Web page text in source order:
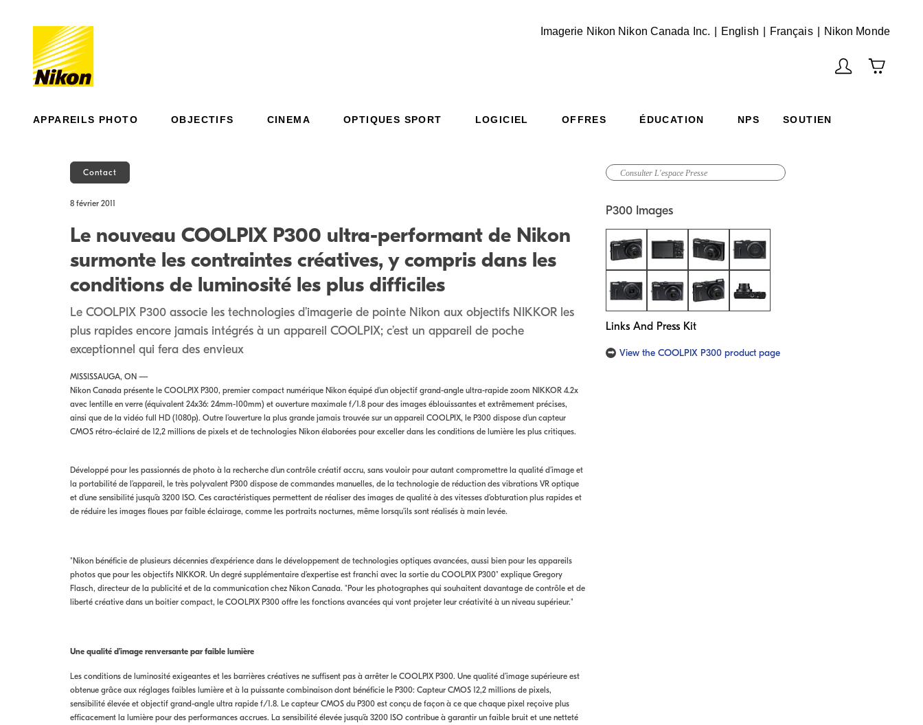
Imagerie Nikon Nikon Canada Inc. English English
Français Français
Nikon Monde
APPAREILS PHOTO OBJECTIFS CINEMA OPTIQUES SPORT LOGICIEL OFFRES ÉDUCATION NPS SOUTIEN
Contact
8 février 2011
Le nouveau COOLPIX P300 ultra-performant de Nikon
surmonte les contraintes créatives, y compris dans les
conditions de luminosité les plus difficiles
Le COOLPIX P300 associe les technologies d’imagerie de pointe Nikon aux objectifs NIKKOR les
plus rapides encore jamais intégrés à un appareil COOLPIX; c’est un appareil de poche
exceptionnel qui fera des envieux
MISSISSAUGA, ON —
Nikon Canada présente le COOLPIX P300, premier compact numérique Nikon équipé d’un objectif grand-angle ultra-rapide zoom NIKKOR 4.2x
avec lentille en verre (équivalent 24x36: 24mm-100mm) et ouverture maximale f/1.8 pour des images éblouissantes et extrêmement précises,
ainsi que de la vidéo full HD (1080p). Outre l’ouverture la plus grande jamais trouvée sur un appareil COOLPIX, le P300 dispose d’un capteur
CMOS rétro-éclairé de 12,2 millions de pixels et de technologies Nikon élaborées pour exceller dans les conditions de lumière les plus critiques.
Développé pour les passionnés de photo à la recherche d’un contrôle créatif accru, sans vouloir pour autant compromettre la qualité d’image et
la portabilité de l’appareil, le très polyvalent P300 dispose de commandes manuelles, de la technologie de réduction des vibrations VR optique
et d’une sensibilité jusqu’à 3200 ISO. Ces caractéristiques permettent de réaliser des images de qualité à des vitesses d’obturation plus rapides et
de réduire les images floues par faible éclairage, comme les portraits nocturnes, même lorsqu’ils sont réalisés à main levée.
"Nikon bénéficie de plusieurs décennies d’expérience dans le développement de technologies optiques avancées, aussi bien pour les appareils
photos que pour les objectifs NIKKOR. Un degré supplémentaire d’expertise est franchi avec la sortie du COOLPIX P300" explique Gregory
Flasch, directeur de la publicité et de la communication chez Nikon Canada. "Pour les photographes qui souhaitent davantage de contrôle et de
liberté créative dans un boitier compact, le COOLPIX P300 offre les fonctions avancées qui vont projeter leur créativité à un niveau supérieur."
Une qualité d’image renversante par faible lumière
Les conditions de luminosité exigeantes et les barrières créatives ne suffisent pas à arrêter le COOLPIX P300. Une qualité d’image supérieure est
obtenue grâce aux réglages faibles lumière et à la puissante combinaison dont bénéficie le P300: Capteur CMOS 12,2 millions de pixels,
sensibilité élevée et objectif grand-angle ultra rapide f/1.8. Le capteur CMOS du P300 est conçu de façon à ce que chaque pixel reçoive plus
efficacement la lumière pour des performances accrues. La sensibilité élevée jusqu’à 3200 ISO contribue à garantir un faible bruit et une netteté
P300 Images
Links And Press Kit
View the COOLPIX P300 product page